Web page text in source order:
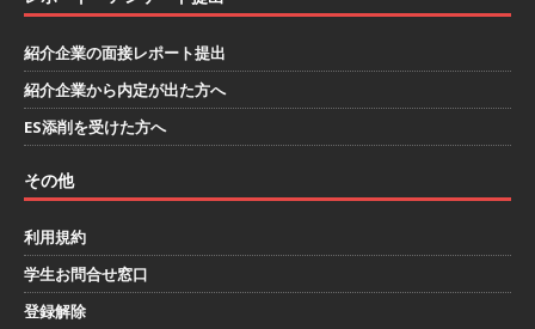
明豊エンタープライズ
[ 2026年5月14日 ]
ー｜東京勤務・転勤なし ｜ 文理不問 】 7期連続
休み ｜ データアナリティクスラボ
体育会積
極採用企業
紹介企業の面接レポート提出
紹介企業から内定が出た方へ
ES添削を受けた方へ
その他
利用規約
学生お問合せ窓口
登録解除